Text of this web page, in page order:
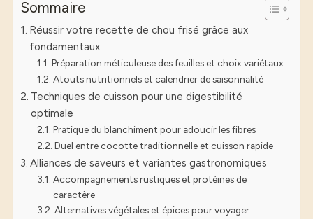
Sommaire
Réussir votre recette de chou frisé grâce aux
fondamentaux
Préparation méticuleuse des feuilles et choix variétaux
Atouts nutritionnels et calendrier de saisonnalité
Techniques de cuisson pour une digestibilité
optimale
Pratique du blanchiment pour adoucir les fibres
Duel entre cocotte traditionnelle et cuisson rapide
Alliances de saveurs et variantes gastronomiques
Accompagnements rustiques et protéines de
caractère
Alternatives végétales et épices pour voyager